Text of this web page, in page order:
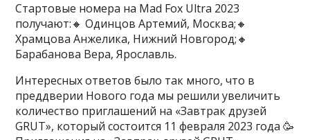
Стартовые номера на Mad Fox Ultra 2023
получают:🔸 Одинцов Артемий, Москва;🔸
Храмцова Анжелика, Нижний Новгород;🔸
Барабанова Вера, Ярославль.
Интересных ответов было так много, что в
преддверии Нового года мы решили увеличить
количество приглашений на «Завтрак друзей
GRUT», который состоится 11 февраля 2023 года 🥳